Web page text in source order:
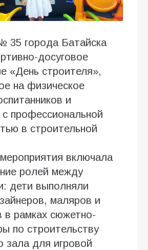
города Батайска
досуговое
«День строителя»,
на физическое
и
с профессиональной
в строительной
включала
ролей между
дети выполняли
маляров и
в рамках сюжетно-
по строительству
зала для игровой